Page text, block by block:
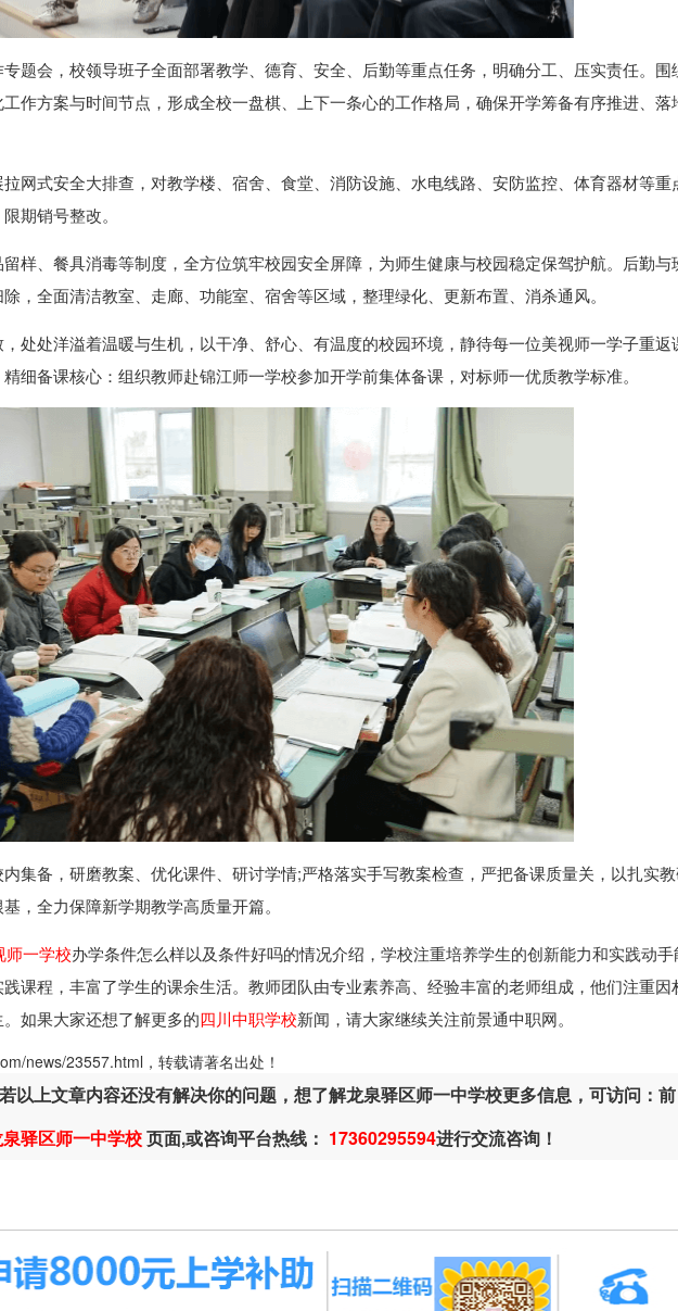
题会，校领导班子全面部署教学、德育、安全、后勤等重点任务，明确分工、压实责任。围
作方案与时间节点，形成全校一盘棋、上下一条心的工作格局，确保开学筹备有序推进、落
网式安全大排查，对教学楼、宿舍、食堂、消防设施、水电线路、安防监控、体育器材等重
期销号整改。
样、餐具消毒等制度，全方位筑牢校园安全屏障，为师生健康与校园稳定保驾护航。后勤与
，全面清洁教室、走廊、功能室、宿舍等区域，整理绿化、更新布置、消杀通风。
处处洋溢着温暖与生机，以干净、舒心、有温度的校园环境，静待每一位美视师一学子重返
细备课核心：组织教师赴锦江师一学校参加开学前集体备课，对标师一优质教学标准。
集备，研磨教案、优化课件、研讨学情;严格落实手写教案检查，严把备课质量关，以扎实
，全力保障新学期教学高质量开篇。
师一学校办学条件怎么样以及条件好吗的情况介绍，学校注重培养学生的创新能力和实践动手
课程，丰富了学生的课余生活。教师团队由专业素养高、经验丰富的老师组成，他们注重因
如果大家还想了解更多的四川中职学校新闻，请大家继续关注前景通中职网。
news/23557.html，转载请著名出处！
以上文章内容还没有解决你的问题，想了解龙泉驿区师一中学校更多信息，可访问：前
驿区师一中学校页面,或咨询平台热线： 17360295594进行交流咨询！